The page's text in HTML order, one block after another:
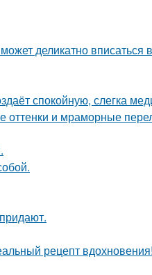
деликатно вписаться
спокойную, слегка
оттенки и мраморные
рецепт вдохновения!